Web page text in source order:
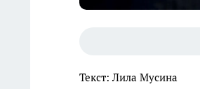
Текст: Лила Мусина